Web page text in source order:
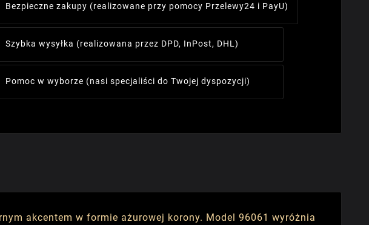
Bezpieczne zakupy (realizowane przy pomocy Przelewy24 i PayU)
Szybka wysyłka (realizowana przez DPD, InPost, DHL)
Pomoc w wyborze (nasi specjaliści do Twojej dyspozycji)
akcentem w formie ażurowej korony. Model 96061 wyróżnia